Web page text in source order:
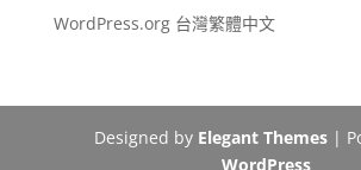
WordPress.org 台灣繁體中文
Designed by Elegant Themes|
WordPress